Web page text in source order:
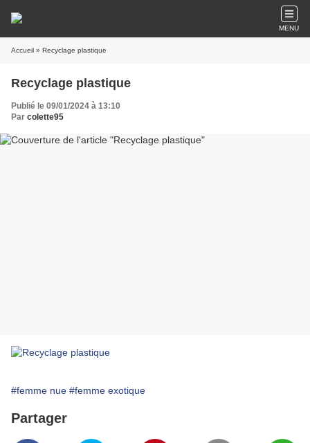
MENU
Accueil » Recyclage plastique
Recyclage plastique
Publié le 09/01/2024 à 13:10
Par colette95
#femme nue #femme exotique
Partager